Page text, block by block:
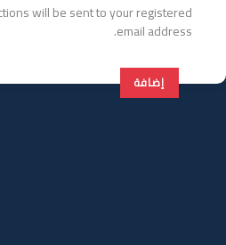
will be sent to your registered
email address.